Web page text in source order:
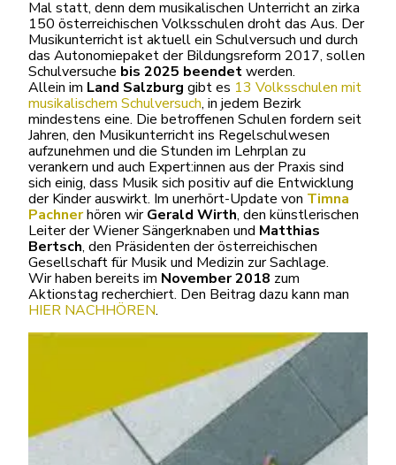
Mal statt, denn dem musikalischen Unterricht an zirka
150 österreichischen Volksschulen droht das Aus. Der
Musikunterricht ist aktuell ein Schulversuch und durch
das Autonomiepaket der Bildungsreform 2017, sollen
Schulversuche bis 2025 beendetwerden.
Allein im Land Salzburg gibt es 13 Volksschulen mit
musikalischem Schulversuch, in jedem Bezirk
mindestens eine. Die betroffenen Schulen fordern seit
Jahren, den Musikunterricht ins Regelschulwesen
aufzunehmen und die Stunden im Lehrplan zu
verankern und auch Expert:innen aus der Praxis sind
sich einig, dass Musik sich positiv auf die Entwicklung
der Kinder auswirkt. Im unerhört-Update von Timna
Pachnerhören wirGerald Wirth, den künstlerischen
Leiter der Wiener Sängerknaben und Matthias
Bertsch, den Präsidenten der österreichischen
Gesellschaft für Musik und Medizin zur Sachlage.
Wir haben bereits im November 2018 zum
Aktionstag recherchiert. Den Beitrag dazu kann man
HIER NACHHÖREN.